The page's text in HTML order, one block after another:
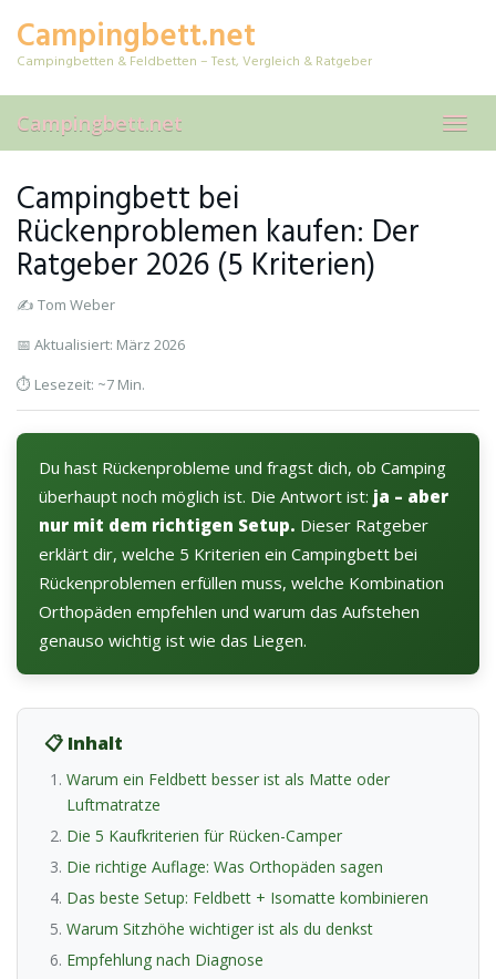
mainCampingbett.net
Campingbetten & Feldbetten – Test, Vergleich & Ratgeber
Campingbett.net
Campingbett bei
Rückenproblemen kaufen: Der
Ratgeber 2026 (5 Kriterien)
✍️ Tom Weber
📅 Aktualisiert: März 2026
⏱️ Lesezeit: ~7 Min.
Du hast Rückenprobleme und fragst dich, ob Camping
überhaupt noch möglich ist. Die Antwort ist: ja – aber
nur mit dem richtigen Setup. Dieser Ratgeber
erklärt dir, welche 5 Kriterien ein Campingbett bei
Rückenproblemen erfüllen muss, welche Kombination
Orthopäden empfehlen und warum das Aufstehen
genauso wichtig ist wie das Liegen.
📋 Inhalt
Warum ein Feldbett besser ist als Matte oder
Luftmatratze
Die 5 Kaufkriterien für Rücken-Camper
Die richtige Auflage: Was Orthopäden sagen
Das beste Setup: Feldbett + Isomatte kombinieren
Warum Sitzhöhe wichtiger ist als du denkst
Empfehlung nach Diagnose